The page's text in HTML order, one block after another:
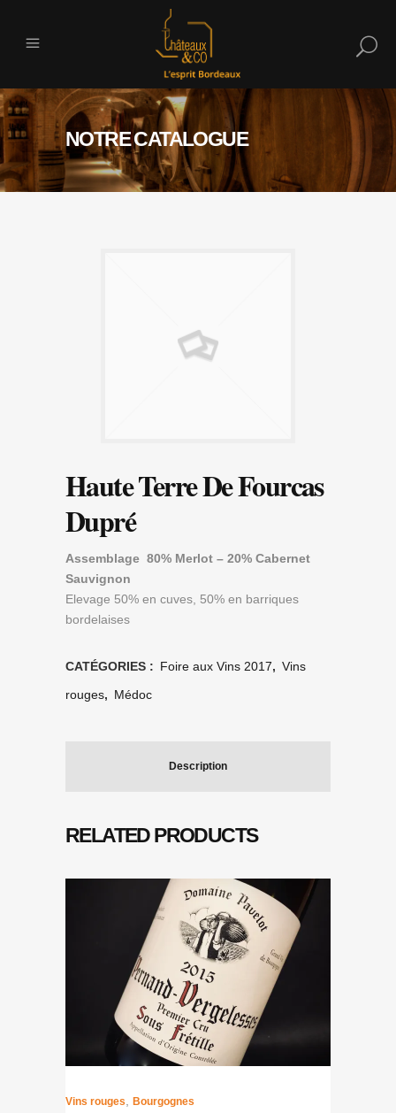
NOTRE CATALOGUE
Haute Terre De Fourcas
Dupré
Assemblage 80% Merlot – 20% Cabernet
Sauvignon
Elevage 50% en cuves, 50% en barriques
bordelaises
CATÉGORIES : Foire aux Vins 2017, Vins
rouges, Médoc
Description
RELATED PRODUCTS
Vins rouges Bourgognes